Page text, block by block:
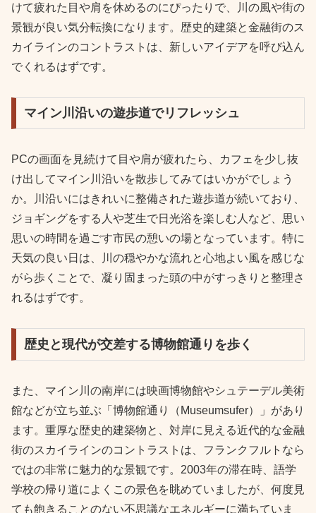
けて疲れた目や肩を休めるのにぴったりで、川の風や街の
景観が良い気分転換になります。歴史的建築と金融街のス
カイラインのコントラストは、新しいアイデアを呼び込ん
でくれるはずです。
マイン川沿いの遊歩道でリフレッシュ
PCの画面を見続けて目や肩が疲れたら、カフェを少し抜
け出してマイン川沿いを散歩してみてはいかがでしょう
か。川沿いにはきれいに整備された遊歩道が続いており、
ジョギングをする人や芝生で日光浴を楽しむ人など、思い
思いの時間を過ごす市民の憩いの場となっています。特に
天気の良い日は、川の穏やかな流れと心地よい風を感じな
がら歩くことで、凝り固まった頭の中がすっきりと整理さ
れるはずです。
歴史と現代が交差する博物館通りを歩く
また、マイン川の南岸には映画博物館やシュテーデル美術
館などが立ち並ぶ「博物館通り（Museumsufer）」があり
ます。重厚な歴史的建築物と、対岸に見える近代的な金融
街のスカイラインのコントラストは、フランクフルトなら
ではの非常に魅力的な景観です。2003年の滞在時、語学
学校の帰り道によくこの景色を眺めていましたが、何度見
ても飽きることのない不思議なエネルギーに満ちていま